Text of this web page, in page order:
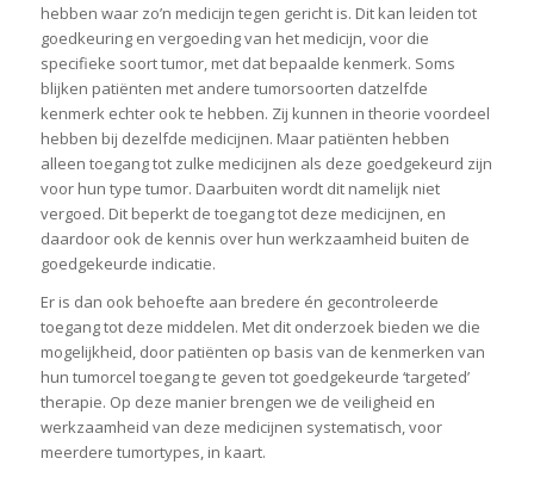
hebben waar zo’n medicijn tegen gericht is. Dit kan leiden tot
goedkeuring en vergoeding van het medicijn, voor die
specifieke soort tumor, met dat bepaalde kenmerk. Soms
blijken patiënten met andere tumorsoorten datzelfde
kenmerk echter ook te hebben. Zij kunnen in theorie voordeel
hebben bij dezelfde medicijnen. Maar patiënten hebben
alleen toegang tot zulke medicijnen als deze goedgekeurd zijn
voor hun type tumor. Daarbuiten wordt dit namelijk niet
vergoed. Dit beperkt de toegang tot deze medicijnen, en
daardoor ook de kennis over hun werkzaamheid buiten de
goedgekeurde indicatie.
Er is dan ook behoefte aan bredere én gecontroleerde
toegang tot deze middelen. Met dit onderzoek bieden we die
mogelijkheid, door patiënten op basis van de kenmerken van
hun tumorcel toegang te geven tot goedgekeurde ‘targeted’
therapie. Op deze manier brengen we de veiligheid en
werkzaamheid van deze medicijnen systematisch, voor
meerdere tumortypes, in kaart.